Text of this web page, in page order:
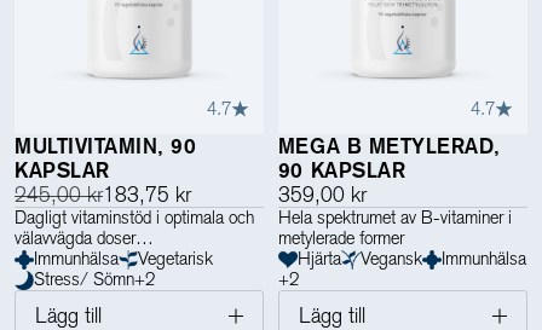
4.7
MULTIVITAMIN, 90
KAPSLAR
245,00 kr183,75 kr
Dagligt vitaminstöd i optimala och
välavvägda doser
Immunhälsa
Vegetarisk
Stress/ Sömn+2
Lägg till
4.7
MEGA B METYLERAD,
90 KAPSLAR
359,00 kr
Hela spektrumet av B-vitaminer i
metylerade former
Hjärta
Vegansk
Immunhälsa
+2
Lägg till